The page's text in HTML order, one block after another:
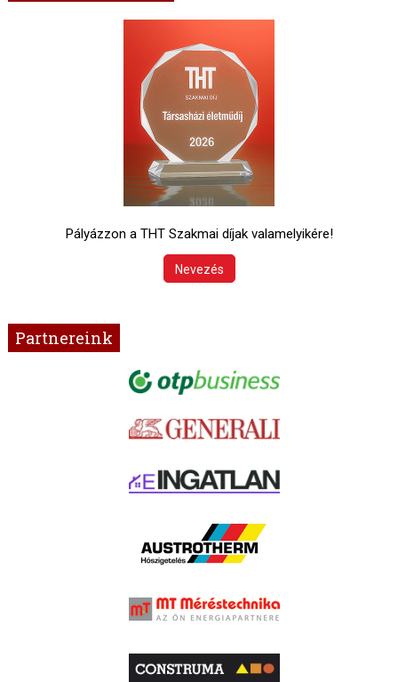
Pályázzon a THT Szakmai díjak valamelyikére!
Nevezés
Partnereink